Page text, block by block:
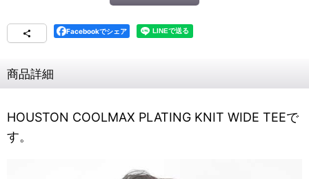
Facebookでシェア
商品詳細
HOUSTON COOLMAX PLATING KNIT WIDE TEEで
す。